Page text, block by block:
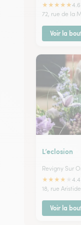
★★★★★
72, rue de la
Voir la
L’eclosion
Revigny Sur
★★★★
18, rue
Voir la